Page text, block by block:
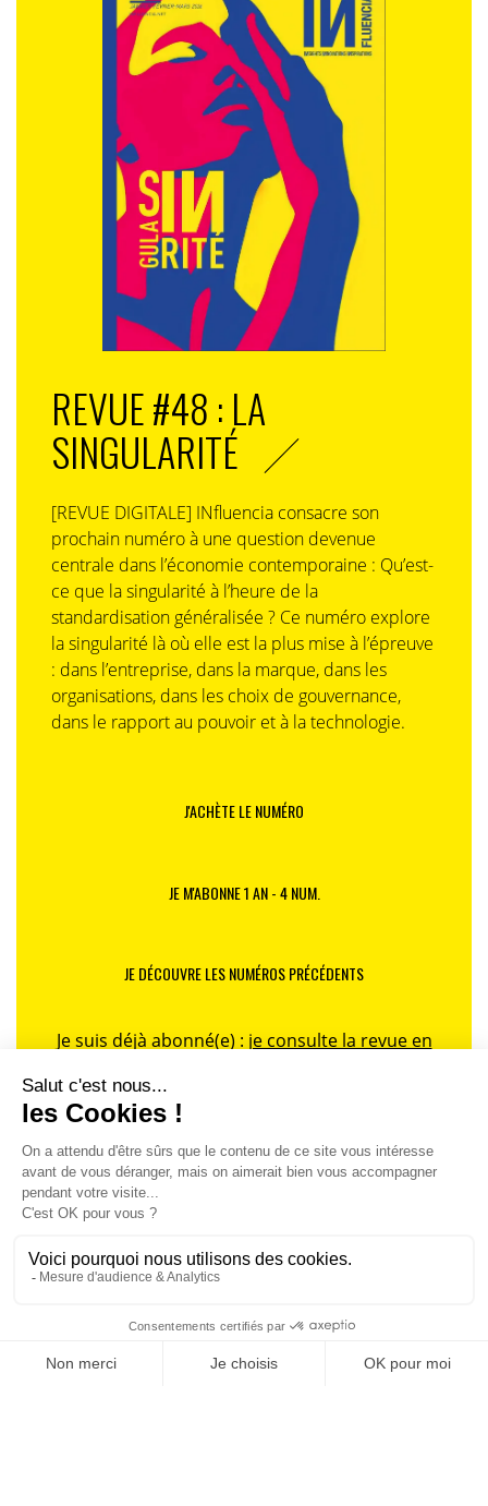
REVUE #48 : LA
SINGULARITÉ
[REVUE DIGITALE] INfluencia consacre son
prochain numéro à une question devenue
centrale dans l’économie contemporaine : Qu’est-
ce que la singularité à l’heure de la
standardisation généralisée ? Ce numéro explore
la singularité là où elle est la plus mise à l’épreuve
: dans l’entreprise, dans la marque, dans les
organisations, dans les choix de gouvernance,
dans le rapport au pouvoir et à la technologie.
J'ACHÈTE LE NUMÉRO
JE M'ABONNE 1 AN - 4 NUM.
JE DÉCOUVRE LES NUMÉROS PRÉCÉDENTS
Je suis déjà abonné(e) : je consulte la revue en